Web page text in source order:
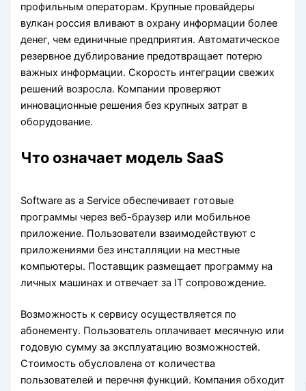
профильным операторам. Крупные провайдеры
вулкан россия вливают в охрану информации более
денег, чем единичные предприятия. Автоматическое
резервное дублирование предотвращает потерю
важных информации. Скорость интеграции свежих
решений возросла. Компании проверяют
инновационные решения без крупных затрат в
оборудование.
Что означает модель SaaS
Software as a Service обеспечивает готовые
программы через веб-браузер или мобильное
приложение. Пользователи взаимодействуют с
приложениями без инсталляции на местные
компьютеры. Поставщик размещает программу на
личных машинах и отвечает за IT сопровождение.
Возможность к сервису осуществляется по
абонементу. Пользователь оплачивает месячную или
годовую сумму за эксплуатацию возможностей.
Стоимость обусловлена от количества
пользователей и перечня функций. Компания обходит